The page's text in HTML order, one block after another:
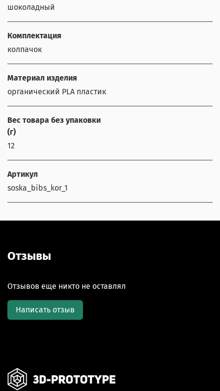
шоколадный
Комплектация
колпачок
Материал изделия
органический PLA пластик
Вес товара без упаковки
(г)
12
Артикул
soska_bibs_kor_1
Отзывы
Отзывов еще никто не оставлял
Написать отзыв